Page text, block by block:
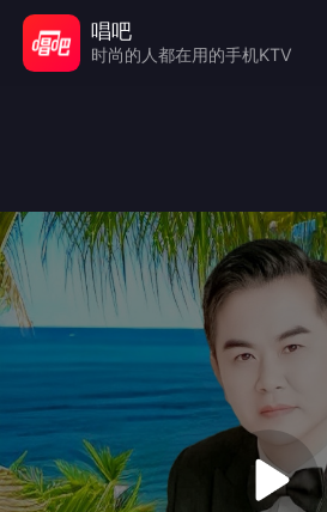
唱吧
时尚的人都在用的手机KTV